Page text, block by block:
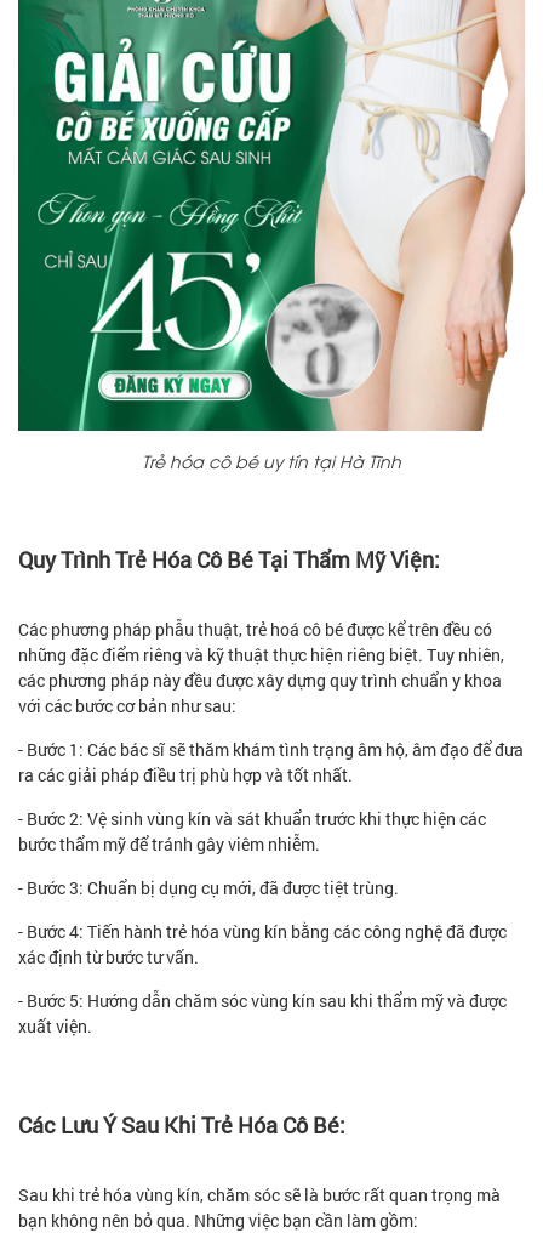
Trẻ hóa cô bé uy tín tại Hà Tĩnh
Quy Trình Trẻ Hóa Cô Bé Tại Thẩm Mỹ Viện:
Các phương pháp phẫu thuật, trẻ hoá cô bé được kể trên đều có
những đặc điểm riêng và kỹ thuật thực hiện riêng biệt. Tuy nhiên,
các phương pháp này đều được xây dựng quy trình chuẩn y khoa
với các bước cơ bản như sau:
- Bước 1: Các bác sĩ sẽ thăm khám tình trạng âm hộ, âm đạo để đưa
ra các giải pháp điều trị phù hợp và tốt nhất.
- Bước 2: Vệ sinh vùng kín và sát khuẩn trước khi thực hiện các
bước thẩm mỹ để tránh gây viêm nhiễm.
- Bước 3: Chuẩn bị dụng cụ mới, đã được tiệt trùng.
- Bước 4: Tiến hành trẻ hóa vùng kín bằng các công nghệ đã được
xác định từ bước tư vấn.
- Bước 5: Hướng dẫn chăm sóc vùng kín sau khi thẩm mỹ và được
xuất viện.
Các Lưu Ý Sau Khi Trẻ Hóa Cô Bé:
Sau khi trẻ hóa vùng kín, chăm sóc sẽ là bước rất quan trọng mà
bạn không nên bỏ qua. Những việc bạn cần làm gồm: